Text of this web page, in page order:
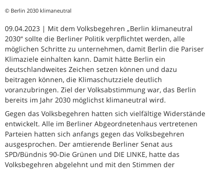
© Berlin 2030 klimaneutral
09.04.2023 | Mit dem Volksbegehren „Berlin klimaneutral
2030“ sollte die Berliner Politik verpflichtet werden, alle
möglichen Schritte zu unternehmen, damit Berlin die Pariser
Klimaziele einhalten kann. Damit hätte Berlin ein
deutschlandweites Zeichen setzen können und dazu
beitragen können, die Klimaschutzziele deutlich
voranzubringen. Ziel der Volksabstimmung war, das Berlin
bereits im Jahr 2030 möglichst klimaneutral wird.
Gegen das Volksbegehren hatten sich vielfältige Widerstände
entwickelt. Alle im Berliner Abgeordnetenhaus vertretenen
Parteien hatten sich anfangs gegen das Volksbegehren
ausgesprochen. Der amtierende Berliner Senat aus
SPD/Bündnis 90-Die Grünen und DIE LINKE, hatte das
Volksbegehren abgelehnt und mit den Stimmen der